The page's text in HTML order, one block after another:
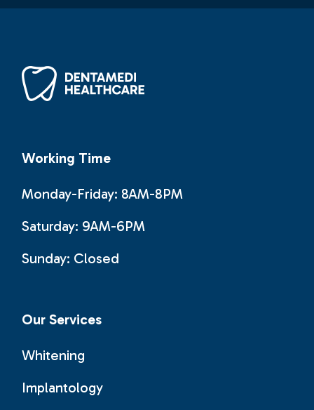
Working Time
Monday-Friday: 8AM-8PM
Saturday: 9AM-6PM
Sunday: Closed
Our Services
Whitening
Implantology